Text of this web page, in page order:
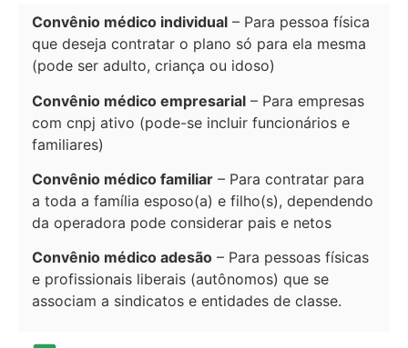
Convênio médico individual – Para pessoa física
que deseja contratar o plano só para ela mesma
(pode ser adulto, criança ou idoso)
Convênio médico empresarial – Para empresas
com cnpj ativo (pode-se incluir funcionários e
familiares)
Convênio médico familiar – Para contratar para
a toda a família esposo(a) e filho(s), dependendo
da operadora pode considerar pais e netos
Convênio médico adesão – Para pessoas físicas
e profissionais liberais (autônomos) que se
associam a sindicatos e entidades de classe.